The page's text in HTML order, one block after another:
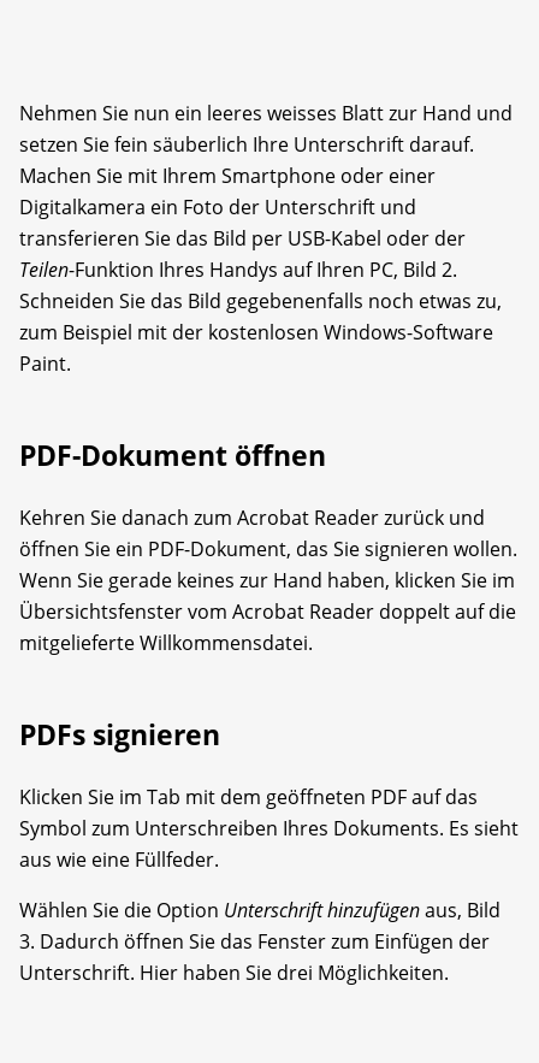
Nehmen Sie nun ein leeres weisses Blatt zur Hand und
setzen Sie fein säuberlich Ihre Unterschrift darauf.
Machen Sie mit Ihrem Smartphone oder einer
Digitalkamera ein Foto der Unterschrift und
transferieren Sie das Bild per USB-Kabel oder der
Teilen-Funktion Ihres Handys auf Ihren PC, Bild 2.
Schneiden Sie das Bild gegebenenfalls noch etwas zu,
zum Beispiel mit der kostenlosen Windows-Software
Paint.
PDF-Dokument öffnen
Kehren Sie danach zum Acrobat Reader zurück und
öffnen Sie ein PDF-Dokument, das Sie signieren wollen.
Wenn Sie gerade keines zur Hand haben, klicken Sie im
Übersichtsfenster vom Acrobat Reader doppelt auf die
mitgelieferte Willkommensdatei.
PDFs signieren
Klicken Sie im Tab mit dem geöffneten PDF auf das
Symbol zum Unterschreiben Ihres Dokuments. Es sieht
aus wie eine Füllfeder.
Wählen Sie die Option Unterschrift hinzufügenaus, Bild
3. Dadurch öffnen Sie das Fenster zum Einfügen der
Unterschrift. Hier haben Sie drei Möglichkeiten.